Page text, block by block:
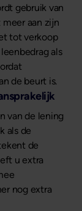
gebruik van
aan zijn
tot verkoop
als
de beurt is.
van de lening
als de
de
u extra
nog extra